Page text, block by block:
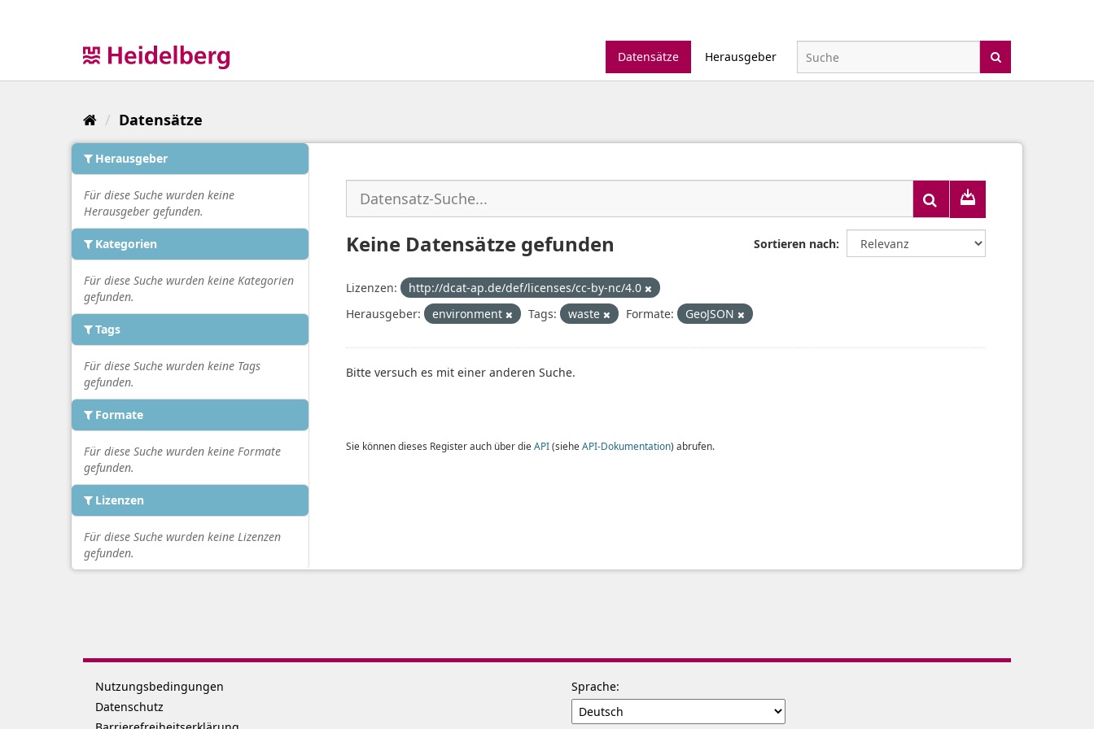
Datensätze
Herausgeber
Datensätze
Herausgeber
Für diese Suche wurden keine
Herausgeber gefunden.
Kategorien
Für diese Suche wurden keine Kategorien
gefunden.
Tags
Für diese Suche wurden keine Tags
gefunden.
Formate
Für diese Suche wurden keine Formate
gefunden.
Lizenzen
Für diese Suche wurden keine Lizenzen
gefunden.
Sortieren nach
Keine Datensätze gefunden
Lizenzen:
http://dcat-ap.de/def/licenses/cc-by-nc/4.0
Herausgeber:
environment Tags: waste Formate: GeoJSON
Bitte versuch es mit einer anderen Suche.
Sie können dieses Register auch über die API(siehe API-Dokumentation) abrufen.
Nutzungsbedingungen
Datenschutz
Sprache